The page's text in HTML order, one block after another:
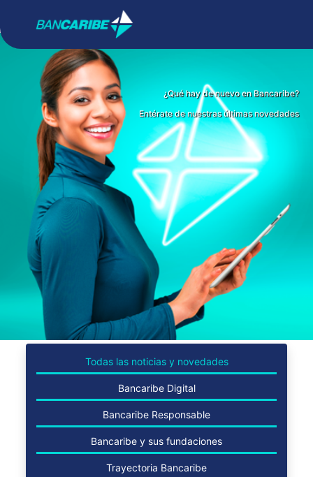
¿Qué hay de nuevo en Bancaribe?
Entérate de nuestras últimas novedades
Todas las noticias y novedades
Bancaribe Digital
Bancaribe Responsable
Bancaribe y sus fundaciones
Trayectoria Bancaribe